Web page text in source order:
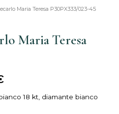
Maria Teresa P30PX333/023-45
Maria Teresa
Il
prezzo
18 kt, diamante bianco